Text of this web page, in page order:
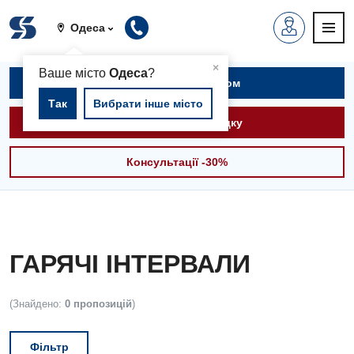
Одеса
×
Ваше містоОдеса?
Так Вибрати інше місто
Записатися на прийом
Викликати швидку
Консультації -30%
ГАРЯЧІ ІНТЕРВАЛИ
(Знайдено: 0 пропозицій)
Фільтр